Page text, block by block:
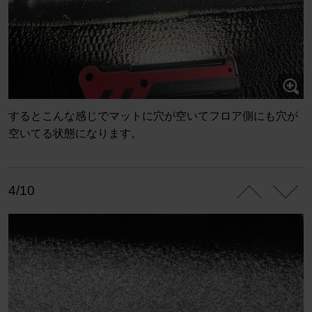
するとこんな感じでマットに穴が空いてフロア側にも穴が
空いてる状態になります。
4/10